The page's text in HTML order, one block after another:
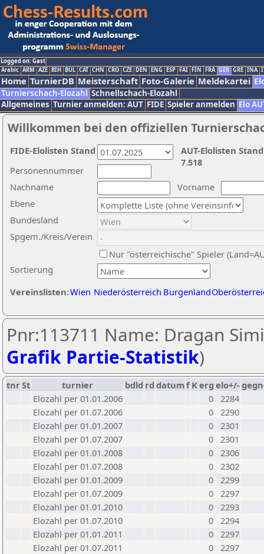
Logged on: Gast
Arabic ARM AZE BIH BUL CAT CHN CRO CZE DEN ENG ESP FAI FIN FRA GER GRE INA
Home TurnierDB Meisterschaft Foto-Galerie Meldekartei
Turnierschach-Elozahl Schnellschach-Elozahl
Allgemeines Turnier anmelden: AUT FIDE Spieler anmelden Elo
Willkommen bei den offiziellen
Nachname
Vorname
Ebene
Sortierung
Personennummer
Bundesland
Spgem./Kreis/Verein
Nur "österreichische" Spieler
Vereinslisten:Wien Niederösterreich Burgenland
AUT-Elolisten
7.518
FIDE-Elolisten Stand
Pnr:113711 Name: Dragan
Grafik Partie-Statistik)
tnrSt turnier bdld rd datumf Kerg elo+/-
Elozahl per 01.01.2006
0 2284
Elozahl per 01.07.2006
0 2290
Elozahl per 01.01.2007
0 2301
Elozahl per 01.07.2007
0 2301
Elozahl per 01.01.2008
0 2306
Elozahl per 01.07.2008
0 2302
Elozahl per 01.01.2009
0 2299
Elozahl per 01.07.2009
0 2297
Elozahl per 01.01.2010
0 2293
Elozahl per 01.07.2010
0 2294
Elozahl per 01.01.2011
0 2297
Elozahl per 01.07.2011
0 2297